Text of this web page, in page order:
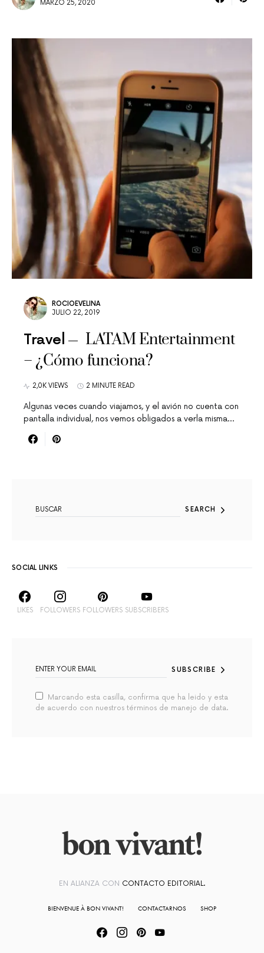
MARZO 25, 2020
ROCIOEVELINA
JULIO 22, 2019
Travel
LATAM Entertainment
– ¿Cómo funciona?
2,0K VIEWS 2 MINUTE READ
Algunas veces cuando viajamos, y el avión no cuenta con
pantalla individual, nos vemos obligados a verla misma…
SEARCH
SOCIAL LINKS
LIKES FOLLOWERS FOLLOWERS SUBSCRIBERS
SUBSCRIBE
Marcando esta casilla, confirma que ha leido y esta
de acuerdo con nuestros términos de manejo de data.
EN ALIANZA CON CONTACTO EDITORIAL.
BIENVENUE À BON VIVANT! CONTACTARNOS SHOP